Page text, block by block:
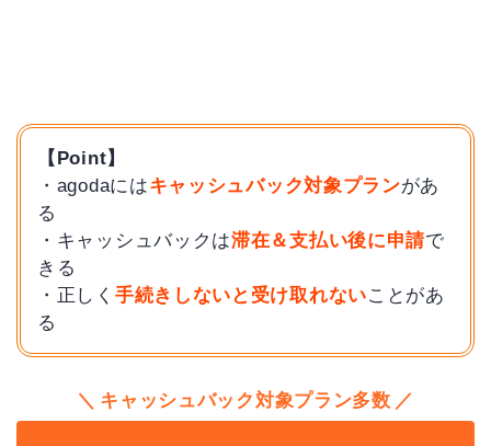
【Point】
・agodaにはキャッシュバック対象プランがあ
る
・キャッシュバックは滞在＆支払い後に申請で
きる
・正しく 手続きしないと受け取れないことがあ
る
キャッシュバック対象プラン多数